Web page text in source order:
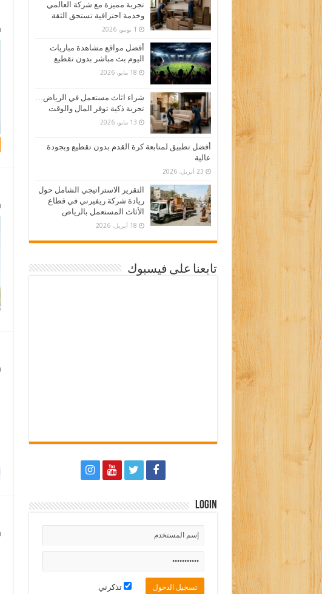
تجربة مميزة مع شركة العالمي
وخدمة احترافية تستحق الثقة
1 يونيو، 2026
أفضل مواقع مشاهدة مباريات
اليوم بث مباشر بدون تقطيع
18 مايو، 2026
شراء اثاث مستعمل في الرياض…
تجربة ذكية توفر المال والوقت
13 مايو، 2026
أفضل تطبيق لمتابعة كرة القدم بدون تقطيع وبجودة
عالية
23 أبريل، 2026
التقرير الاستراتيجي الشامل حول
ريادة شركة ريفيرني في قطاع
الأثاث المستعمل بالرياض
18 أبريل، 2026
تابعنا على فيسبوك
Login
تذكرني